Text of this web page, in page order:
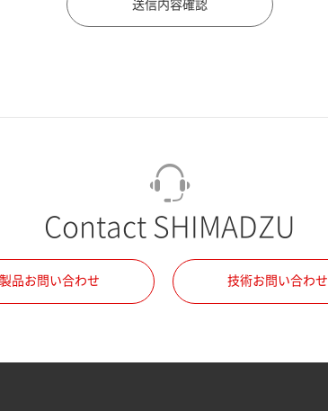
Contact SHIMADZU
製品お問い合わせ 技術お問い合わせ